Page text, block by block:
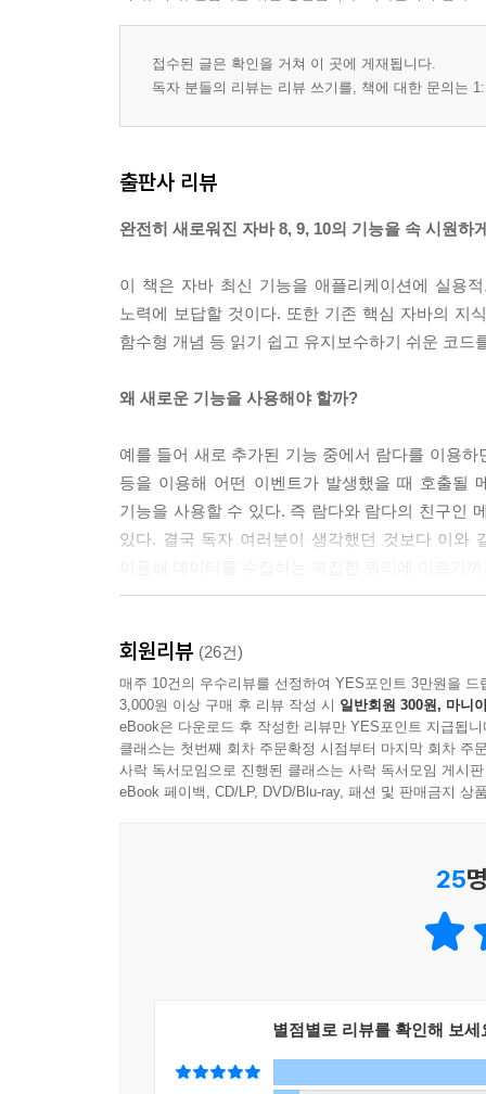
접수된 글은 확인을 거쳐 이 곳에 게재됩니다.
독자 분들의 리뷰는 리뷰 쓰기를, 책에 대한 문의는
출판사 리뷰
완전히 새로워진 자바 8, 9, 10의 기능을 속 시원하
이 책은 자바 최신 기능을 애플리케이션에 실용
노력에 보답할 것이다. 또한 기존 핵심 자바의 지
함수형 개념 등 읽기 쉽고 유지보수하기 쉬운 코
왜 새로운 기능을 사용해야 할까?
예를 들어 새로 추가된 기능 중에서 람다를 이용
등을 이용해 어떤 이벤트가 발생했을 때 호출될
기능을 사용할 수 있다. 즉 람다와 람다의 친구인
있다. 결국 독자 여러분이 생각했던 것보다 이와
이 책은 크게 ‘기초’, ‘함수형 데이터 처리’, ‘스
프로그래밍과 자바 진화의 미래’ 여섯 가지 내용
있으며 나머지 네 개 부는 각각 독립적인 내용으
다양한 퀴즈를 포함했다.
효율적인 애플리케이션을 구현하는 방법을 알게
최신의 프로그래밍 개념을 설명하는 것이 목표로
_4부 : 프로젝트를 구성하는 코드를 더 쉽고 안정
회원리뷰 (26건)
매주 10건의 우수리뷰를 선정하여 YES포인트 3만원을 드
3,000원 이상 구매 후 리뷰 작성 시 일반회원 300원, 마니
eBook은 다운로드 후 작성한 리뷰만 YES포인트 지급됩니
클래스는 첫번째 회차 주문확정 시점부터 마지막 회차 주
사락 독서모임으로 진행된 클래스는 사락 독서모임 게시
eBook 페이백, CD/LP, DVD/Blu-ray, 패션 및 판매금지 상
25
별점별로 리뷰를 확인해 보세